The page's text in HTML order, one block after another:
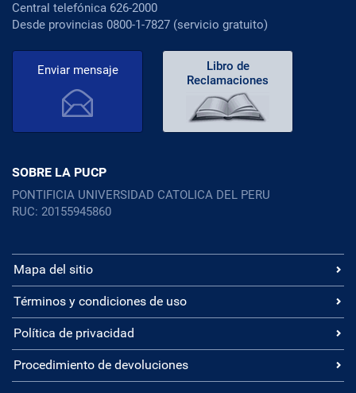
Central telefónica 626-2000
Desde provincias 0800-1-7827 (servicio gratuito)
Enviar mensaje
Libro de
Reclamaciones
SOBRE LA PUCP
PONTIFICIA UNIVERSIDAD CATOLICA DEL PERU
RUC: 20155945860
Mapa del sitio
Términos y condiciones de uso
Política de privacidad
Procedimiento de devoluciones